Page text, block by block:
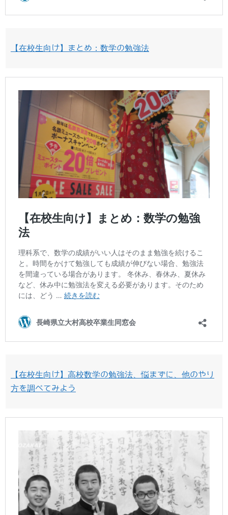
【在校生向け】まとめ：数学の勉強法
【在校生向け】高校数学の勉強法、悩まずに、他のやり
方を調べてみよう